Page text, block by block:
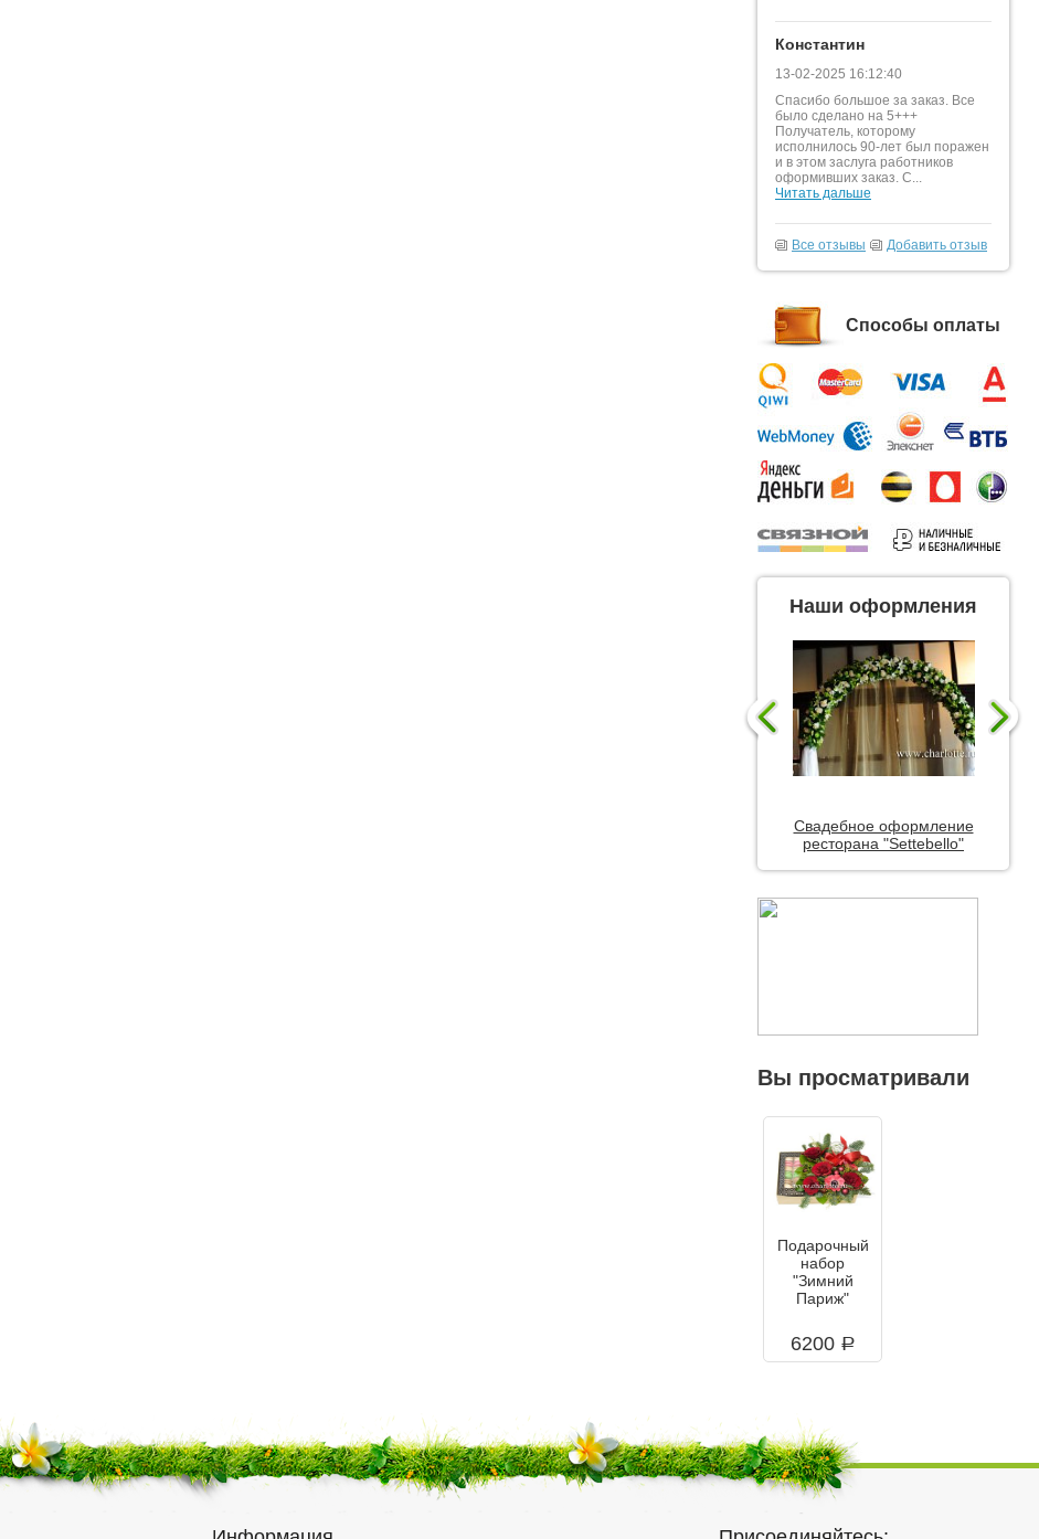
Константин
13-02-2025 16:12:40
Спасибо большое за заказ. Все
было сделано на 5+++
Получатель, которому
исполнилось 90-лет был поражен
и в этом заслуга работников
оформивших заказ. С...
Читать дальше
Все отзывы Добавить отзыв
Способы оплаты
Наши оформления
Свадебное оформление
ресторана "Settebello"
Вы просматривали
Подарочный
набор
"Зимний
Париж"
6200 a